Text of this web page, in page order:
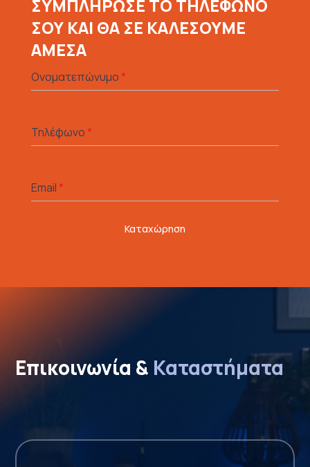
ΣΥΜΠΛΗΡΩΣΕ ΤΟ ΤΗΛΕΦΩΝΟ
ΣΟΥ ΚΑΙ ΘΑ ΣΕ ΚΑΛΕΣΟΥΜΕ
ΑΜΕΣΑ
Ονοματεπώνυμο *
Τηλέφωνο *
Email *
Καταχώρηση
Επικοινωνία & Καταστήματα